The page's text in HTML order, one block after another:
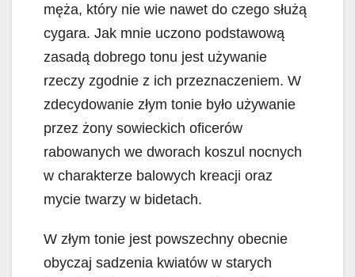
męża, który nie wie nawet do czego służą
cygara. Jak mnie uczono podstawową
zasadą dobrego tonu jest używanie
rzeczy zgodnie z ich przeznaczeniem. W
zdecydowanie złym tonie było używanie
przez żony sowieckich oficerów
rabowanych we dworach koszul nocnych
w charakterze balowych kreacji oraz
mycie twarzy w bidetach.
W złym tonie jest powszechny obecnie
obyczaj sadzenia kwiatów w starych